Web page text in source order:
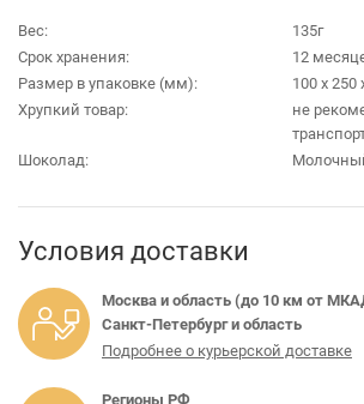
Вес:
135г
Срок хранения:
12
Размер в упаковке (мм):
100 х 250
Хрупкий товар:
не
Шоколад:
Условия доставки
Москва и область (до 10 км от
Санкт-Петербург и область
Подробнее о курьерской доставке
Регионы РФ